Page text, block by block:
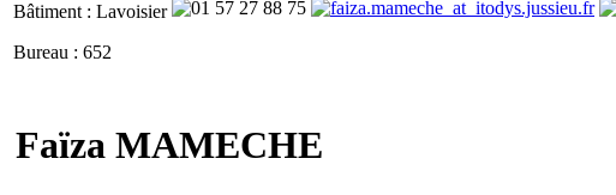
Bâtiment : Lavoisier
Bureau : 652
Faïza MAMECHE